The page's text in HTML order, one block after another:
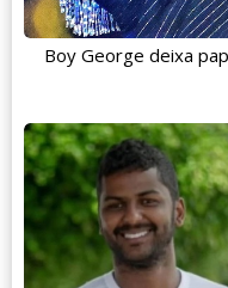
Boy George deixa